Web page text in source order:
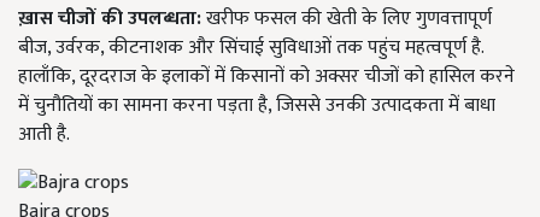
ख़ास चीजों की उपलब्धता:खरीफ फसल की खेती के लिए गुणवत्तापूर्ण
बीज, उर्वरक, कीटनाशक और सिंचाई सुविधाओं तक पहुंच महत्वपूर्ण है.
हालाँकि, दूरदराज के इलाकों में किसानों को अक्सर चीजों को हासिल करने
में चुनौतियों का सामना करना पड़ता है, जिससे उनकी उत्पादकता में बाधा
आती है.